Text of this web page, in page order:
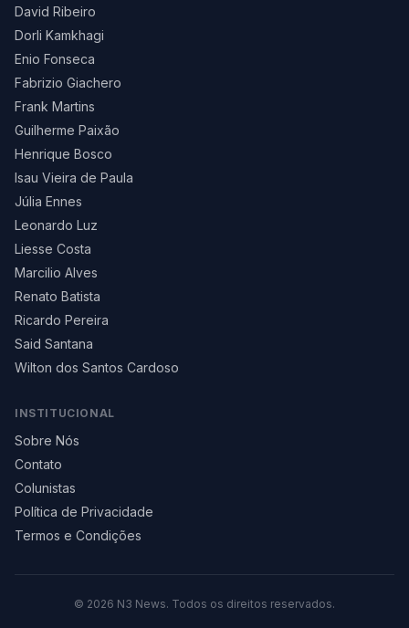
David Ribeiro
Dorli Kamkhagi
Enio Fonseca
Fabrizio Giachero
Frank Martins
Guilherme Paixão
Henrique Bosco
Isau Vieira de Paula
Júlia Ennes
Leonardo Luz
Liesse Costa
Marcilio Alves
Renato Batista
Ricardo Pereira
Said Santana
Wilton dos Santos Cardoso
INSTITUCIONAL
Sobre Nós
Contato
Colunistas
Política de Privacidade
Termos e Condições
© 2026 N3 News. Todos os direitos reservados.